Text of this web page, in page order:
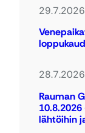
29.7.2026
28.7.2026
Rauman
lähtöihin